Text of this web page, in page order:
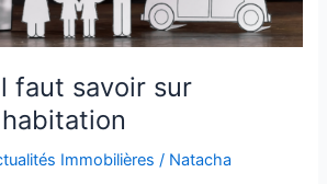
faut savoir sur
habitation
Immobilières / Natacha